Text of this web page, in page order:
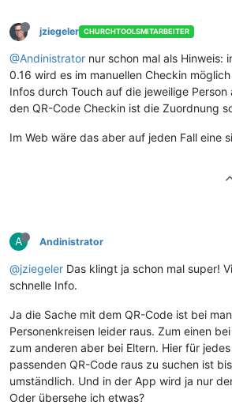
jziegeler CHURCHTOOLSMITARBEITER
@Andinistrator nur schon mal als Hinweis:
0.16 wird es im manuellen Checkin
Infos durch Touch auf die jeweilige
den QR-Code Checkin ist die Zuordnung
Im Web wäre das aber auf jeden Fall eine
A Andinistrator
@jziegeler Das klingt ja schon mal super!
schnelle Info.
Ja die Sache mit dem QR-Code ist bei
Personenkreisen leider raus. Zum einen
zum anderen aber bei Eltern. Hier für
passenden QR-Code raus zu suchen ist
umständlich. Und in der App wird ja nur
Oder übersehe ich etwas?